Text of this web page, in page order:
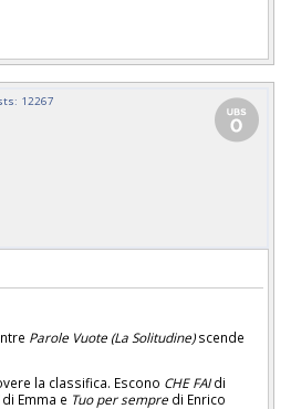
12267
Parole Vuote (La Solitudine)scende
la classifica. Escono CHE FAIdi
di Emma e Tuo per sempre di Enrico